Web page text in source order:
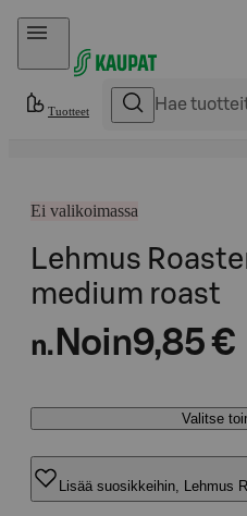
Hyppää sisältöön
Tuotteet
Ei valikoimassa
Lehmus
medium roast
n. Noin9,85 €
Valitse
Lisää suosikkeihin, Lehmus